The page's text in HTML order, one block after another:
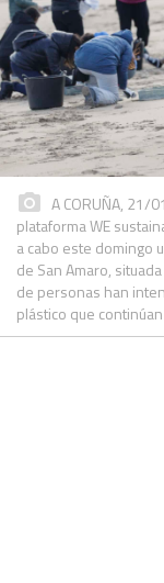
A CORUÑA, 21/
plataforma WE
a cabo este domingo
de San Amaro,
de personas han
plástico que